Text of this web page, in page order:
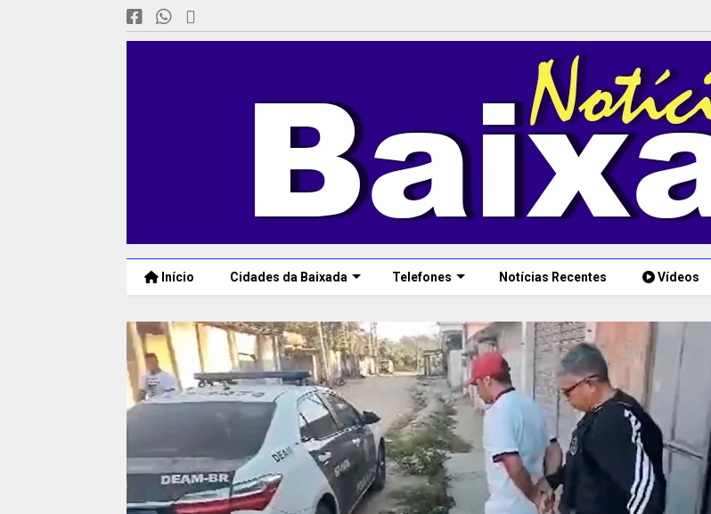
Início Cidades da Baixada Telefones Notícias Recentes Vídeos